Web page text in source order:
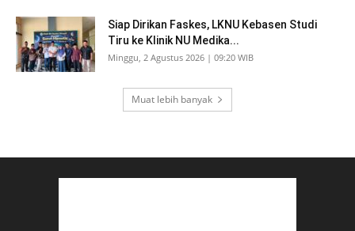
Siap Dirikan Faskes, LKNU Kebasen Studi
Tiru ke Klinik NU Medika...
Minggu, 2 Agustus 2026 | 09:20 WIB
Muat lebih banyak